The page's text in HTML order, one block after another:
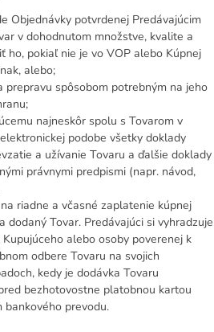
Objednávky potvrdenej Predávajúcim
v dohodnutom množstve, kvalite a
ho, pokiaľ nie je vo VOP alebo Kúpnej
alebo;
prepravu spôsobom potrebným na jeho
najneskôr spolu s Tovarom v
podobe všetky doklady
a užívanie Tovaru a ďalšie doklady
právnymi predpismi (napr. návod,
riadne a včasné zaplatenie kúpnej
dodaný Tovar. Predávajúci si vyhradzuje
alebo osoby poverenej k
odbere Tovaru na svojich
kedy je dodávka Tovaru
bezhotovostne platobnou kartou
prevodu.